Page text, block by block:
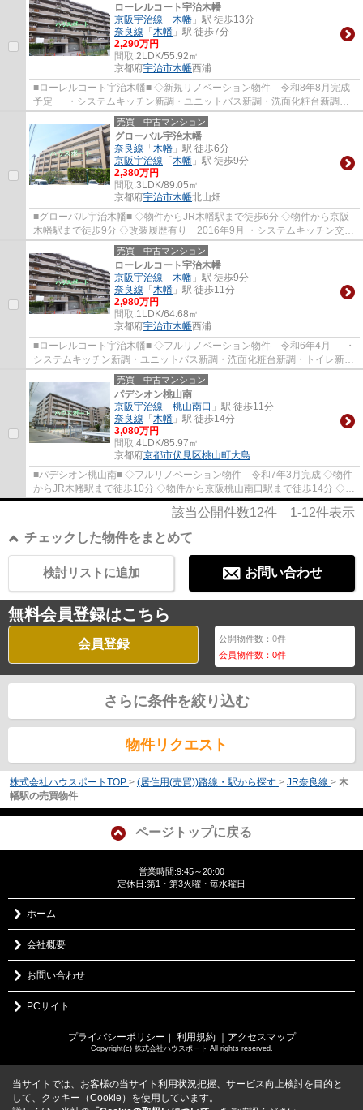
ローレルコート宇治木幡
京阪宇治線 「木幡 」駅 徒歩13分
奈良線 「木幡 」駅 徒歩7分
2,290万円
間取:2LDK/55.92㎡
京都府宇治市木幡西浦
■ローレルコート宇治木幡■ ◇新規リノベーション物件 令和8年8月完成
予定 ・システムキッチン新調・ユニットバス新調・洗面化粧台新調・
トイレ新調 ・全室クロス張替・全室フローリ...
売買｜中古マンション
グローバル宇治木幡
奈良線 「木幡 」駅 徒歩6分
京阪宇治線 「木幡 」駅 徒歩9分
2,380万円
間取:3LDK/89.05㎡
京都府宇治市木幡北山畑
■グローバル宇治木幡■ ◇物件からJR木幡駅まで徒歩6分 ◇物件から京阪
木幡駅まで徒歩9分 ◇改装履歴有り 2016年9月 ・システムキッチン交
換・ユニットバス交換・洗面化粧台交換・トイレ...
売買｜中古マンション
ローレルコート宇治木幡
京阪宇治線 「木幡 」駅 徒歩9分
奈良線 「木幡 」駅 徒歩11分
2,980万円
間取:1LDK/64.68㎡
京都府宇治市木幡西浦
■ローレルコート宇治木幡■ ◇フルリノベーション物件 令和6年4月 ・
システムキッチン新調・ユニットバス新調・洗面化粧台新調・トイレ新調
・全室クロス張替・全室フローリング張替...
売買｜中古マンション
パデシオン桃山南
京阪宇治線 「桃山南口 」駅 徒歩11分
奈良線 「木幡 」駅 徒歩14分
3,080万円
間取:4LDK/85.97㎡
京都府京都市伏見区桃山町大島
■パデシオン桃山南■ ◇フルリノベーション物件 令和7年3月完成 ◇物件
からJR木幡駅まで徒歩10分 ◇物件から京阪桃山南口駅まで徒歩14分 ◇専
有面積85.97㎡ 4LDK
該当公開件数12件 1-12件表示
チェックした物件をまとめて
お問い合わせ
検討リストに追加
無料会員登録はこちら
会員登録 公開物件数：0件
会員物件数：0件
さらに条件を絞り込む
物件リクエスト
株式会社ハウスポートTOP > (居住用(売買))路線・駅から探す > JR奈良線 > 木
幡駅の売買物件
ページトップに戻る
営業時間:9:45～20:00
定休日:第1・第3火曜・毎水曜日
ホーム
会社概要
お問い合わせ
PCサイト
プライバシーポリシー ｜ 利用規約 ｜アクセスマップ
Copyright(c) 株式会社ハウスポート All rights reserved.
当サイトでは、お客様の当サイト利用状況把握、サービス向上検討を目的と
して、クッキー（Cookie）を使用しています。